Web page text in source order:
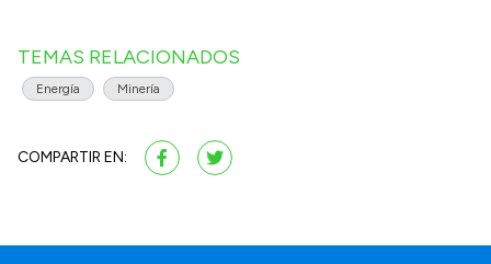
TEMAS RELACIONADOS
Energía Minería
COMPARTIR EN: